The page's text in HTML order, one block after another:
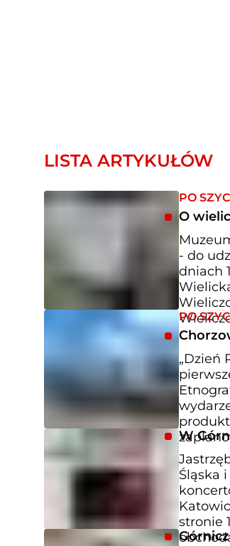
LISTA ARTYKUŁÓW
PO
O
- do
dniach
PO
„Dzień
W
Śląska
stronie